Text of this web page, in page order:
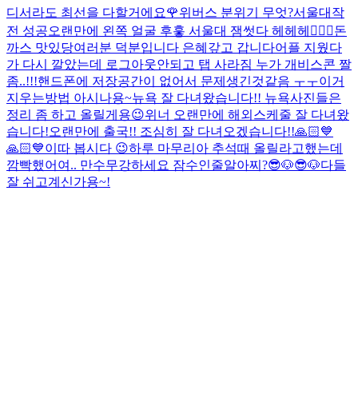
디서라도 최선을 다할거에요🌹위버스 분위기 무엇?서울대작
전 성공오랜만에 왼쪽 얼굴 후훟 서울대 잼썻다 헤헤헤👍🏻 😭돈
까스 맛있당여러분 덕분입니다 은혜갚고 갑니다어플 지웠다
가 다시 깔았는데 로그아웃안되고 탭 사라짐 누가 개비스콘 짤
좀..!!!핸드폰에 저장공간이 없어서 문제생긴것같음 ㅜㅜ이거
지우는방법 아시나용~뉴욕 잘 다녀왔습니다!! 뉴욕사진들은
정리 좀 하고 올릴게용😉위너 오랜만에 해외스케줄 잘 다녀왔
습니다!오랜만에 출국!! 조심히 잘 다녀오겠습니다!!🙏🏻💙
🙏🏻💙이따 봅시다 😉하루 마무리 아 추석때 올릴라고했는데
깜빡했어여.. 만수무강하세요 잠수인줄알아찌?😎🐶😎🐶다들
잘 쉬고계신가용~!